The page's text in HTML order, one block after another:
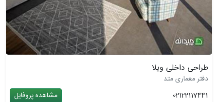
طراحی داخلی ویلا
دفتر معماری متد
02122117441
مشاهده پروفایل